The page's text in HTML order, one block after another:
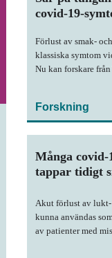
covid-19-
Förlust av smak-
klassiska symtom
Nu kan forskare
Forskning
Många
tappar tidigt
Akut förlust av
kunna användas
av patienter med